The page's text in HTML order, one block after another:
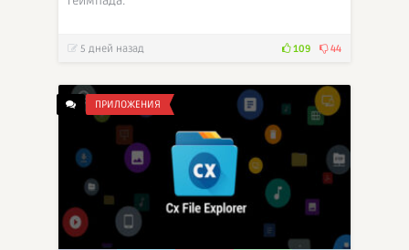
5 дней назад 109 44
ПРИЛОЖЕНИЯ